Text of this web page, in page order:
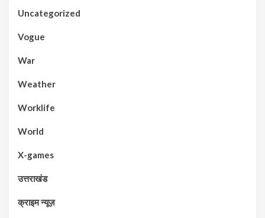
Uncategorized
Vogue
War
Weather
Worklife
World
X-games
उत्तराखंड
क्राइम न्यूज़